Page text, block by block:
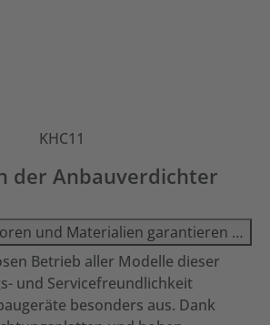
KHC11
der Anbauverdichter
und Materialien garantieren …
Betrieb aller Modelle dieser
und Servicefreundlichkeit
besonders aus. Dank